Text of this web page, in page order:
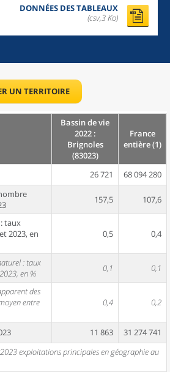
DONNÉES DES TABLEAUX
(csv,3 Ko)
UN TERRITOIRE
Bassin de vie
2022 :
Brignoles
(83023)
France
entière (1)
26 721
68 094 280
157,5 107,6
taux
2023, en
0,5 0,4
: taux
en %
0,1 0,1
des
entre
0,4 0,2
11 863
31 274 741
exploitations principales en géographie au